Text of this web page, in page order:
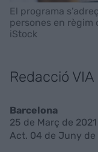
El programa
persones en règim
iStock
Redacció
Barcelona
25 de Març de
Act. 04 de Juny de